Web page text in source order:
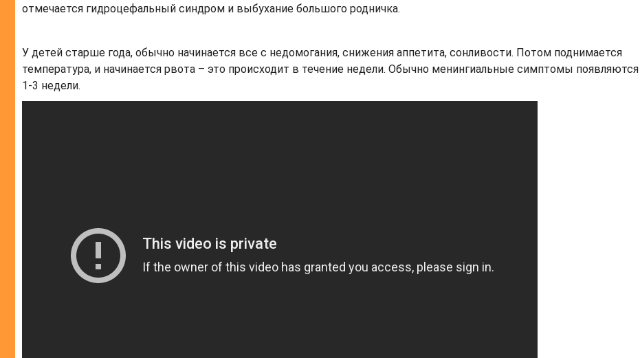
отмечается гидроцефальный синдром и выбухание большого родничка.
У детей старше года, обычно начинается все с недомогания, снижения аппетита, сонливости. Потом поднимается
температура, и начинается рвота – это происходит в течение недели. Обычно менингиальные симптомы появляются
1-3 недели.